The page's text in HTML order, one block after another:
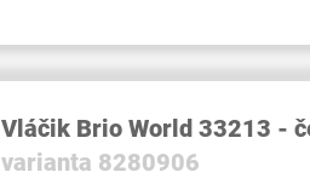
Vláčik Brio World 33213 -
varianta 8280906